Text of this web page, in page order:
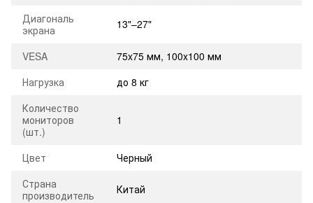
Диагональ
экрана
13"–27"
VESA
75x75 мм, 100x100 мм
Нагрузка
до 8 кг
Количество
мониторов
(шт.)
1
Цвет
Черный
Страна
производитель
Китай